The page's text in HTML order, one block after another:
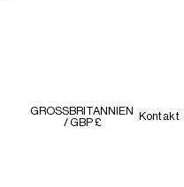
GROSSBRITANNIEN
/ GBP £
Kontakt